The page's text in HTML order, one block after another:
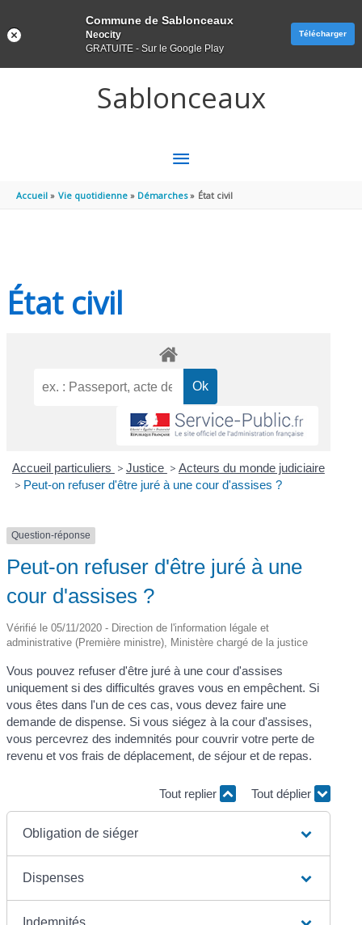
Sablonceaux
MENU
PRINCIPAL
Accueil Vie quotidienne Démarches État civil
État civil
Accueil particuliers > Justice > Acteurs du monde judiciaire
> Peut-on refuser d'être juré à une cour d'assises ?
Question-réponse
Peut-on refuser d'être juré à une
cour d'assises ?
Vérifié le 05/11/2020 - Direction de l'information légale et
administrative (Première ministre), Ministère chargé de la justice
Vous pouvez refuser d'être juré à une cour d'assises
uniquement si des difficultés graves vous en empêchent. Si
vous êtes dans l'un de ces cas, vous devez faire une
demande de dispense. Si vous siégez à la cour d'assises,
vous percevrez des indemnités pour couvrir votre perte de
revenu et vos frais de déplacement, de séjour et de repas.
Tout replier Tout déplier
Obligation de siéger
Dispenses
Indemnités
Commune de Sablonceaux
Neocity
GRATUITE - Sur le Google Play
Télécharger